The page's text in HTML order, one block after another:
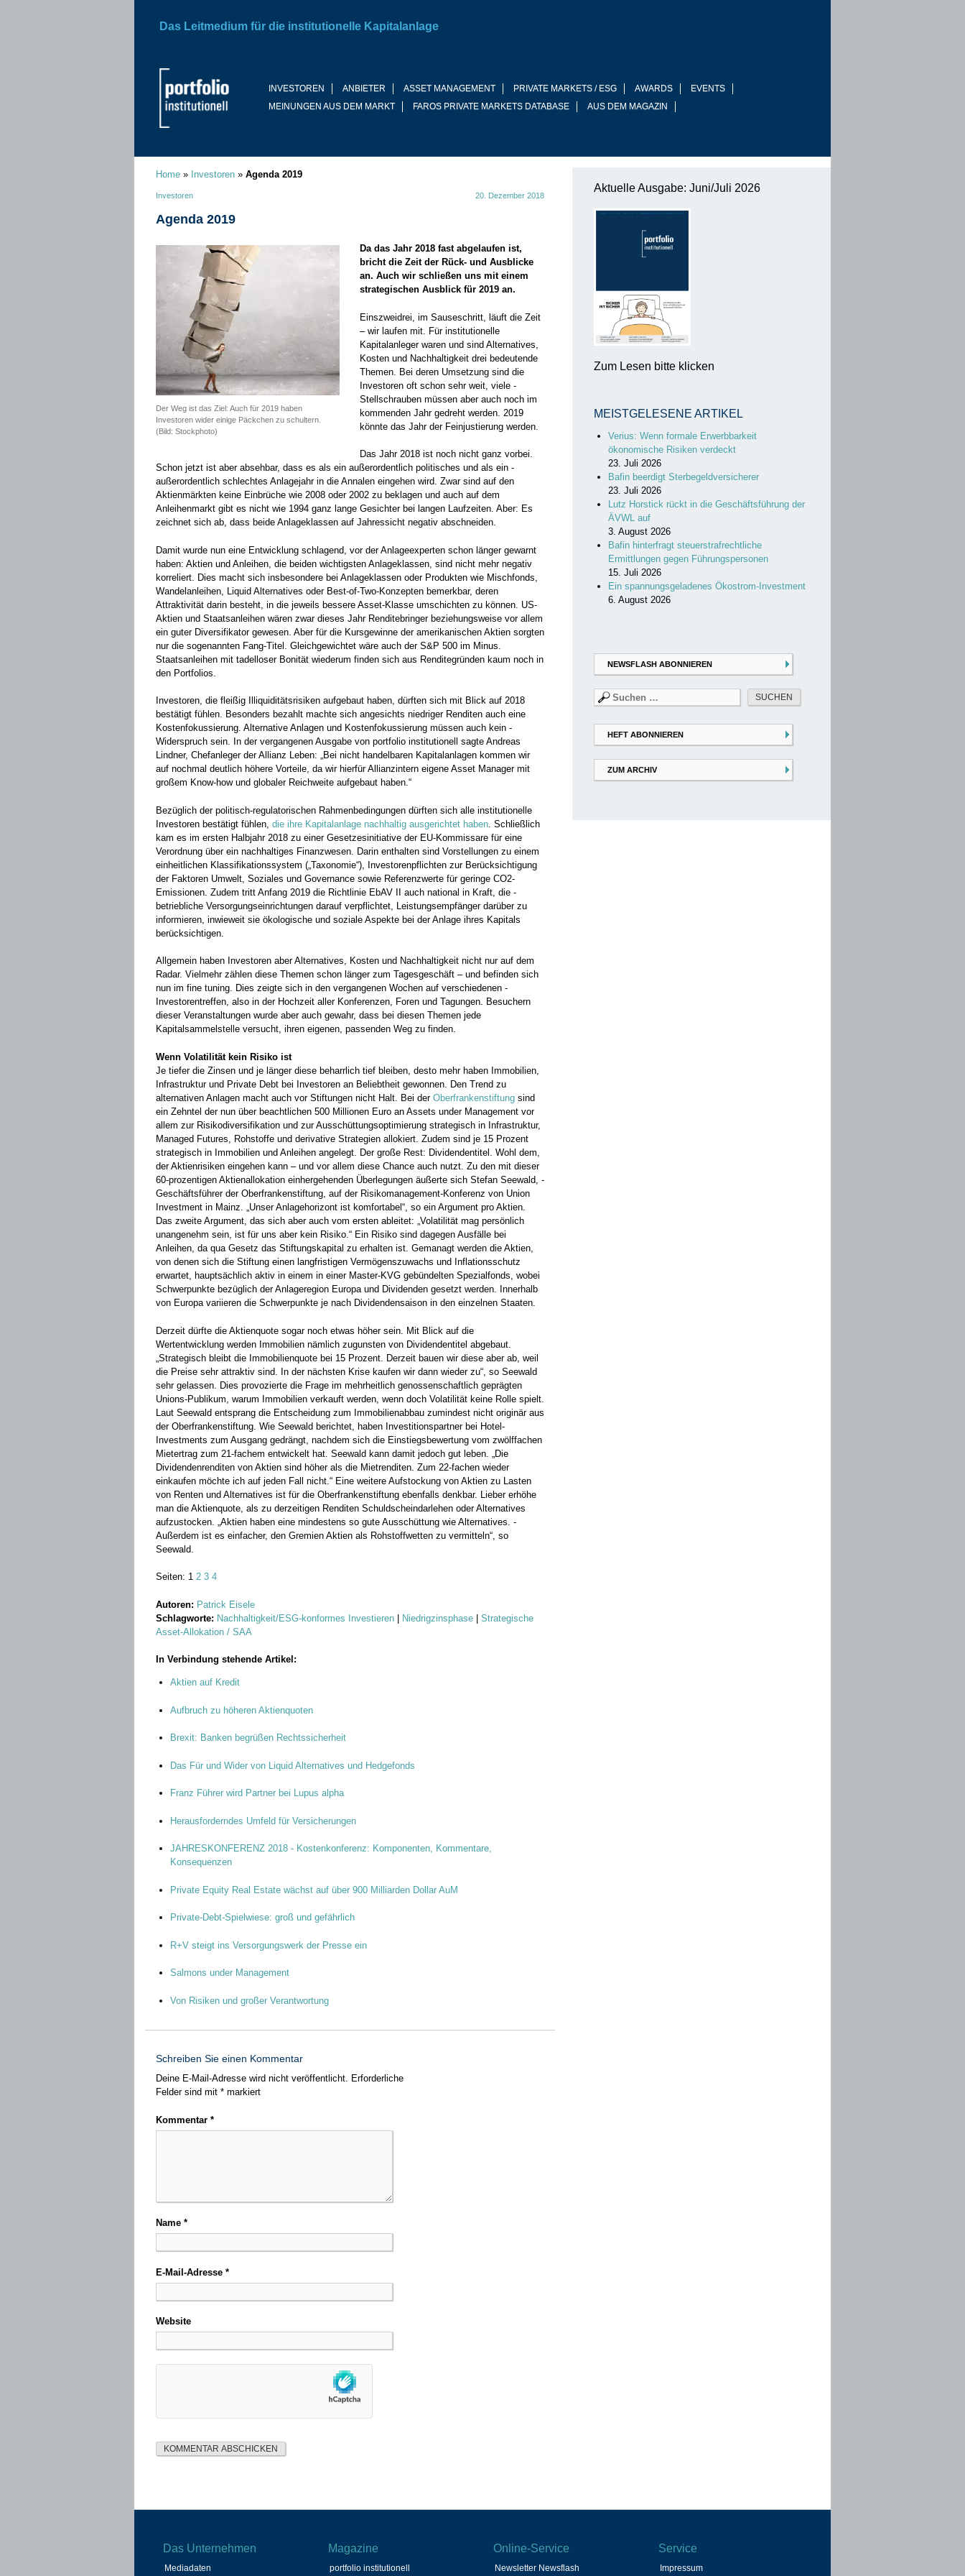
INVESTOREN ANBIETER ASSET MANAGEMENT PRIVATE MARKETS / ESG AWARDS
EVENTS
MEINUNGEN AUS DEM MARKT
FAROS PRIVATE MARKETS DATABASE AUS DEM MAGAZIN
Das Leitmedium für die institutionelle Kapitalanlage
Home » Investoren » Agenda 2019
Investoren 20. Dezember 2018
Agenda 2019
Der Weg ist das Ziel: Auch für 2019 haben
Investoren wider einige Päckchen zu schultern.
(Bild: Stockphoto)
Da das Jahr 2018 fast abgelaufen ist,
bricht die Zeit der Rück- und ­Aus­blicke
an. Auch wir schließen uns mit einem
strategischen Ausblick für 2019 an.
Einszweidrei, im Sauseschritt, läuft die Zeit
– wir laufen mit. Für institutionelle
Kapitalanleger waren und sind ­Alternatives,
Kosten und Nachhaltigkeit drei bedeutende
Themen. Bei deren Umsetzung sind die
Investoren oft schon sehr weit, viele ­
Stellschrauben müssen aber auch noch im
kommenden Jahr gedreht werden. 2019
könnte das Jahr der Feinjustierung werden.
Das Jahr 2018 ist noch nicht ganz vorbei.
Schon jetzt ist aber absehbar, dass es als ein außerordentlich politisches und als ein ­
außerordentlich schlechtes Anlagejahr in die Annalen eingehen wird. Zwar sind auf den
Aktienmärkten keine Einbrüche wie 2008 oder 2002 zu ­beklagen und auch auf dem
Anleihenmarkt gibt es nicht wie 1994 ganz lange Gesichter bei langen Laufzeiten. Aber: Es
zeichnet sich ab, dass beide Anlageklassen auf Jahressicht negativ abschneiden.
Damit wurde nun eine Entwicklung schlagend, vor der ­Anlage­experten schon länger gewarnt
haben: Aktien und Anleihen, die ­beiden ­wichtigsten Anlageklassen, sind nicht mehr negativ
korreliert. Dies macht sich insbesondere bei Anlageklassen oder Produkten wie Mischfonds,
Wandelanleihen, Liquid Alternatives oder Best-of-Two-Konzepten bemerkbar, deren
Attraktivität darin besteht, in die jeweils bessere Asset-Klasse umschichten zu können. US-
Aktien und ­Staatsanleihen wären zwar dieses Jahr Renditebringer beziehungsweise vor allem
ein guter Diversifikator gewesen. Aber für die ­Kursgewinne der amerikanischen Aktien sorgten
nur die ­sogenannten Fang-Titel. Gleichgewichtet wäre auch der S&P 500 im Minus.
Staatsanleihen mit tadelloser Bonität wiederum finden sich aus ­Renditegründen kaum noch in
den Portfolios.
Investoren, die fleißig Illiquiditätsrisiken aufgebaut haben, dürften sich mit Blick auf 2018
bestätigt fühlen. Besonders bezahlt machte sich angesichts niedriger Renditen auch eine
Kostenfokussierung. ­Alternative Anlagen und Kostenfokussierung müssen auch kein ­
Widerspruch sein. In der vergangenen Ausgabe von portfolio ­institutionell sagte Andreas
Lindner, ­Chefanleger der Allianz Leben: „Bei nicht handelbaren ­Kapitalanlagen kommen wir
auf nochmal deutlich höhere Vorteile, da wir hierfür ­Allianzintern eigene Asset Manager mit
großem Know-how und ­globaler ­Reichweite aufgebaut haben.“
Bezüglich der politisch-regulatorischen Rahmenbedingungen dürften sich alle institutionelle
Investoren bestätigt fühlen, die ihre ­Kapital­anlage nachhaltig ausgerichtet haben . Schließlich
kam es im ersten Halbjahr 2018 zu einer Gesetzesinitiative der EU-Kommissare für eine
Verordnung über ein nachhaltiges Finanzwesen. Darin ­enthalten sind Vorstellungen zu ­einem
einheitlichen ­Klassifikationssystem ­(„Taxonomie“), Investorenpflichten zur ­Berücksichtigung
der ­Faktoren Umwelt, Soziales und Governance ­sowie Referenzwerte für geringe CO2-
Emissionen. ­Zudem tritt ­Anfang 2019 die Richtlinie EbAV II auch national in Kraft, die ­
betriebliche Versorgungseinrichtungen ­darauf verpflichtet, Leistungsempfänger darüber zu
informieren, ­inwieweit sie ökologische und ­soziale Aspekte bei der Anlage ihres Kapitals
berücksichtigen.
Allgemein haben Investoren aber Alternatives, Kosten und ­Nachhaltigkeit nicht nur auf dem
Radar. Vielmehr zählen diese ­Themen schon länger zum Tagesgeschäft – und befinden sich
nun im fine tuning. Dies zeigte sich in den vergangenen Wochen auf ­verschiedenen ­
Investorentreffen, also in der Hochzeit aller ­Konferenzen, Foren und Tagungen. Besuchern
dieser Veranstaltungen wurde aber auch ­gewahr, dass bei diesen Themen jede
Kapitalsammelstelle versucht, ihren eigenen, passenden Weg zu finden.
Wenn Volatilität kein Risiko ist
Je tiefer die Zinsen und je länger diese beharrlich tief bleiben, desto mehr haben Immobilien,
Infrastruktur und Private Debt bei ­Investoren an Beliebtheit gewonnen. Den Trend zu
alternativen ­Anlagen macht auch vor Stiftungen nicht Halt. Bei der ­ Oberfrankenstiftung sind
ein Zehntel der nun über beachtlichen 500 Millionen Euro an Assets under Management vor
allem zur Risiko­diversifikation und zur Ausschüttungsoptimierung strategisch in Infrastruktur,
­Managed Futures, Rohstoffe und derivative ­Strategien allokiert. ­Zudem sind je 15 Prozent
strategisch in Immobilien und Anleihen angelegt. Der große Rest: Dividendentitel. Wohl dem,
der Aktienrisiken eingehen kann – und vor ­allem diese Chance auch nutzt. Zu den mit dieser
60-­prozentigen Aktienallokation einhergehenden Überlegungen äußerte sich Stefan Seewald, ­
Geschäftsführer der Oberfrankenstiftung, auf der ­Risikomanagement-Konferenz von ­Union
Investment in Mainz. ­„Unser Anlagehorizont ist komfortabel“, so ein Argument pro Aktien.
Das zweite Argument, das sich aber auch vom ersten ­ableitet: „Volatilität mag persönlich
unangenehm sein, ist für uns aber kein Risiko.“ Ein Risiko sind dagegen Ausfälle bei
Anleihen, da qua Gesetz das Stiftungskapital ­zu erhalten ist. Gemanagt werden die Aktien,
von denen sich die Stiftung ­einen langfristigen Vermögenszuwachs und Inflationsschutz
erwartet, hauptsächlich aktiv in ­einem in einer Master-KVG ­gebündelten Spezialfonds, wobei
Schwerpunkte bezüglich der ­Anlageregion ­Europa und Dividenden gesetzt werden. Innerhalb
von Europa ­variieren die Schwerpunkte je nach Dividenden­saison in den ein­zelnen Staaten.
Derzeit dürfte die Aktienquote sogar noch etwas höher sein. Mit Blick auf die
Wertentwicklung werden Immobilien nämlich zugunsten von Dividendentitel abgebaut.
„Strategisch bleibt die Immobilienquote bei 15 Prozent. Derzeit bauen wir diese aber ab, weil
die Preise sehr ­attraktiv sind. In der nächsten Krise kaufen wir dann wieder zu“, so Seewald
sehr gelassen. Dies provozierte die Frage im mehrheitlich ­genossenschaftlich geprägten
Unions-Publikum, warum Immobilien verkauft werden, wenn doch Volatilität keine Rolle spielt.
Laut ­Seewald entsprang die Entscheidung zum Immobilienabbau zumindest nicht originär aus
der Oberfrankenstiftung. Wie Seewald berichtet, haben Investitionspartner bei Hotel-
Investments zum Ausgang ­gedrängt, nachdem sich die Einstiegsbewertung vom zwölffachen
Mietertrag zum 21-fachem entwickelt hat. Seewald kann damit jedoch gut leben. „Die
Dividendenrenditen von Aktien sind höher als die Mietrenditen. Zum 22-fachen wieder
einkaufen möchte ich auf jeden Fall nicht.“ ­Eine weitere Aufstockung von Aktien zu Lasten
von Renten und ­Alternatives ist für die Oberfrankenstiftung ebenfalls denkbar. Lieber erhöhe
man die Aktienquote, als zu derzeitigen Renditen Schuldscheindarlehen oder Alternatives
aufzustocken. „Aktien haben eine mindestens so gute Ausschüttung wie Alternatives. ­
Außerdem ist es einfacher, den Gremien Aktien als Rohstoffwetten zu ver­mitteln“, so
Seewald.
Seiten: 1 2 3 4
Autoren: Patrick Eisele
Schlagworte: Nachhaltigkeit/ESG-konformes Investieren | Niedrigzinsphase | Strategische
Asset-Allokation / SAA
In Verbindung stehende Artikel:
Aktien auf Kredit
Aufbruch zu höheren Aktienquoten
Brexit: Banken begrüßen Rechtssicherheit
Das Für und Wider von Liquid Alternatives und Hedgefonds
Franz Führer wird Partner bei Lupus alpha
Herausforderndes Umfeld für Versicherungen
JAHRESKONFERENZ 2018 - Kostenkonferenz: Komponenten, Kommentare,
Konsequenzen
Private Equity Real Estate wächst auf über 900 Milliarden Dollar AuM
Private-Debt-Spielwiese: groß und gefährlich
R+V steigt ins Versorgungswerk der Presse ein
Salmons under Management
Von Risiken und großer Verantwortung
Schreiben Sie einen Kommentar
Deine E-Mail-Adresse wird nicht veröffentlicht. Erforderliche
Felder sind mit * markiert
Kommentar *
Name *
E-Mail-Adresse *
Website
Aktuelle Ausgabe: Juni/Juli 2026
Zum Lesen bitte klicken
MEISTGELESENE ARTIKEL
Verius: Wenn formale Erwerbbarkeit
ökonomische Risiken verdeckt
23. Juli 2026
Bafin beerdigt Sterbegeldversicherer
23. Juli 2026
Lutz Horstick rückt in die Geschäftsführung der
ÄVWL auf
3. August 2026
Bafin hinterfragt steuerstrafrechtliche
Ermittlungen gegen Führungspersonen
15. Juli 2026
Ein spannungsgeladenes Ökostrom-Investment
6. August 2026
NEWSFLASH ABONNIEREN
Suchen
nach:
HEFT ABONNIEREN
ZUM ARCHIV
Das Unternehmen
Mediadaten
Magazine
portfolio institutionell
Online-Service
Newsletter Newsflash
Service
Impressum